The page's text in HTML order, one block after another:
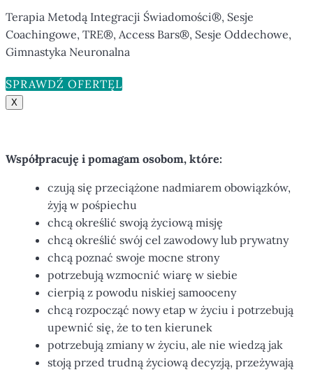
Terapia Metodą Integracji Świadomości®, Sesje
Coachingowe, TRE®, Access Bars®, Sesje Oddechowe,
Gimnastyka Neuronalna
SPRAWDŹ OFERTĘ
X
Współpracuję i pomagam osobom, które:
czują się przeciążone nadmiarem obowiązków,
żyją w pośpiechu
chcą określić swoją życiową misję
chcą określić swój cel zawodowy lub prywatny
chcą poznać swoje mocne strony
potrzebują wzmocnić wiarę w siebie
cierpią z powodu niskiej samooceny
chcą rozpocząć nowy etap w życiu i potrzebują
upewnić się, że to ten kierunek
potrzebują zmiany w życiu, ale nie wiedzą jak
stoją przed trudną życiową decyzją, przeżywają